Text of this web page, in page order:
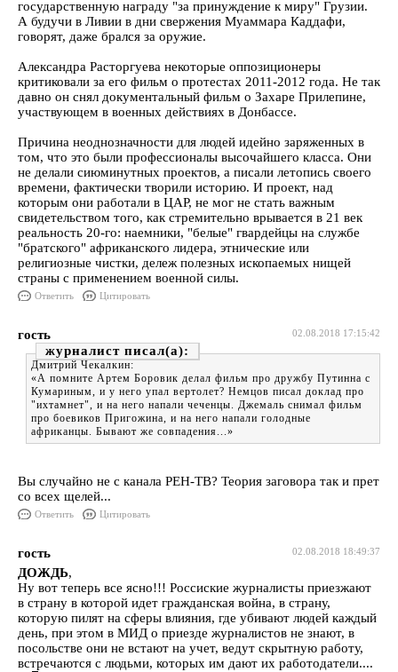
государственную награду "за принуждение к миру" Грузии.
А будучи в Ливии в дни свержения Муаммара Каддафи,
говорят, даже брался за оружие.
Александра Расторгуева некоторые оппозиционеры
критиковали за его фильм о протестах 2011-2012 года. Не так
давно он снял документальный фильм о Захаре Прилепине,
участвующем в военных действиях в Донбассе.
Причина неоднозначности для людей идейно заряженных в
том, что это были профессионалы высочайшего класса. Они
не делали сиюминутных проектов, а писали летопись своего
времени, фактически творили историю. И проект, над
которым они работали в ЦАР, не мог не стать важным
свидетельством того, как стремительно врывается в 21 век
реальность 20-го: наемники, "белые" гвардейцы на службе
"братского" африканского лидера, этнические или
религиозные чистки, дележ полезных ископаемых нищей
страны с применением военной силы.
Ответить Цитировать
02.08.2018 17:15:42
гость
журналист
Дмитрий Чекалкин:
«А помните Артем Боровик делал фильм про дружбу Путинна с
Кумариным, и у него упал вертолет? Немцов писал доклад про
"ихтамнет", и на него напали чеченцы. Джемаль снимал фильм
про боевиков Пригожина, и на него напали голодные
африканцы. Бывают же совпадения...»
Вы случайно не с канала РЕН-ТВ? Теория заговора так и прет
со всех щелей...
Ответить Цитировать
02.08.2018 18:49:37
гость
ДОЖДЬ,
Ну вот теперь все ясно!!! Россиские журналисты приезжают
в страну в которой идет гражданская война, в страну,
которую пилят на сферы влияния, где убивают людей каждый
день, при этом в МИД о приезде журналистов не знают, в
посольстве они не встают на учет, ведут скрытную работу,
встречаются с людьми, которых им дают их работодатели....